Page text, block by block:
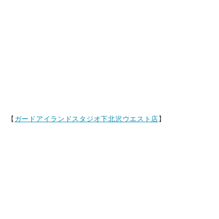
【 ガードアイランドスタジオ下北沢ウエスト店】